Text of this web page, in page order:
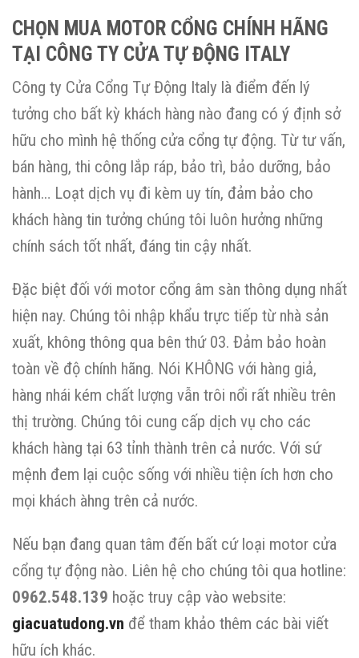
CHỌN MUA MOTOR CỔNG CHÍNH HÃNG
TẠI CÔNG TY CỬA TỰ ĐỘNG ITALY
Công ty Cửa Cổng Tự Động Italy là điểm đến lý
tưởng cho bất kỳ khách hàng nào đang có ý định sở
hữu cho mình hệ thống cửa cổng tự động. Từ tư vấn,
bán hàng, thi công lắp ráp, bảo trì, bảo dưỡng, bảo
hành… Loạt dịch vụ đi kèm uy tín, đảm bảo cho
khách hàng tin tưởng chúng tôi luôn hưởng những
chính sách tốt nhất, đáng tin cậy nhất.
Đặc biệt đối với motor cổng âm sàn thông dụng nhất
hiện nay. Chúng tôi nhập khẩu trực tiếp từ nhà sản
xuất, không thông qua bên thứ 03. Đảm bảo hoàn
toàn về độ chính hãng. Nói KHÔNG với hàng giả,
hàng nhái kém chất lượng vẫn trôi nổi rất nhiều trên
thị trường. Chúng tôi cung cấp dịch vụ cho các
khách hàng tại 63 tỉnh thành trên cả nước. Với sứ
mệnh đem lại cuộc sống với nhiều tiện ích hơn cho
mọi khách àhng trên cả nước.
Nếu bạn đang quan tâm đến bất cứ loại motor cửa
cổng tự động nào. Liên hệ cho chúng tôi qua hotline:
0962.548.139 hoặc truy cập vào website:
giacuatudong.vn để tham khảo thêm các bài viết
hữu ích khác.